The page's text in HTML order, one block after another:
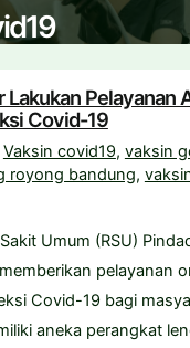
Lakukan Pelayanan
Covid-19
Vaksin covid19, vaksin
royong bandung,
Umum (RSU)
pelayanan
Covid-19 bagi
aneka perangkat